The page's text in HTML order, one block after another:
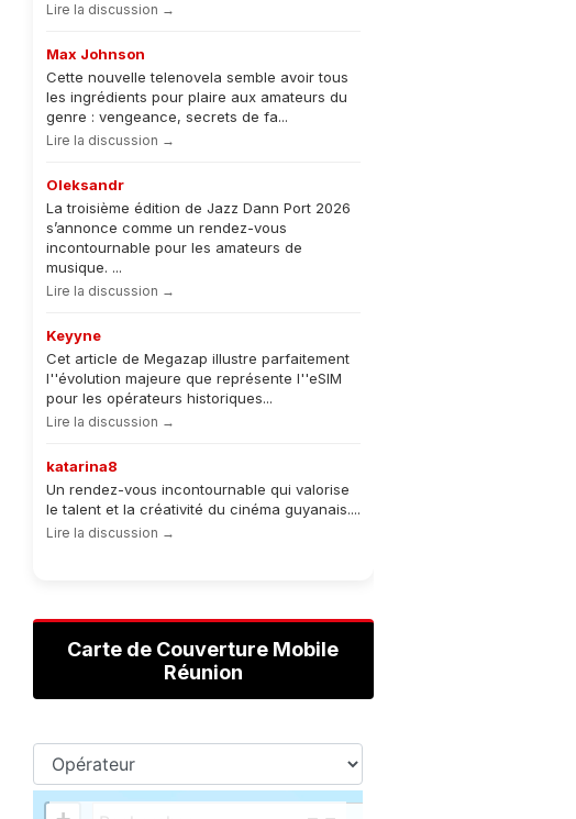
Lire la discussion →
Max Johnson
Cette nouvelle telenovela semble avoir tous
les ingrédients pour plaire aux amateurs du
genre : vengeance, secrets de fa...
Lire la discussion →
Oleksandr
La troisième édition de Jazz Dann Port 2026
s’annonce comme un rendez-vous
incontournable pour les amateurs de
musique. ...
Lire la discussion →
Keyyne
Cet article de Megazap illustre parfaitement
l''évolution majeure que représente l''eSIM
pour les opérateurs historiques...
Lire la discussion →
katarina8
Un rendez-vous incontournable qui valorise
le talent et la créativité du cinéma guyanais....
Lire la discussion →
Carte de Couverture Mobile
Réunion